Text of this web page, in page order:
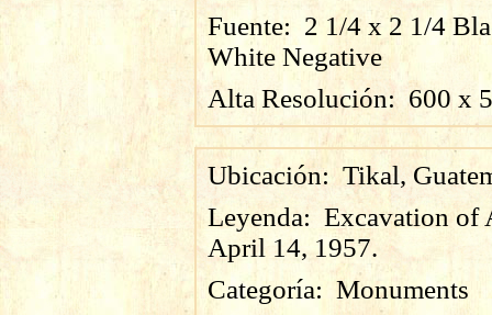
Fuente: 2 1/4 x 2 1/4
White Negative
Alta Resolución:600 x
Ubicación: Tikal,
Leyenda: Excavation of
April 14, 1957.
Categoría: Monuments